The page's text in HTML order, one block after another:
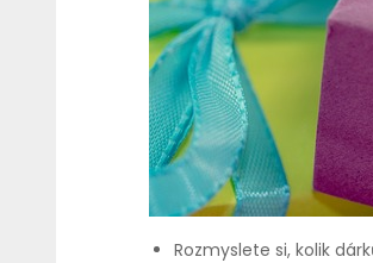
Rozmyslete si, kolik